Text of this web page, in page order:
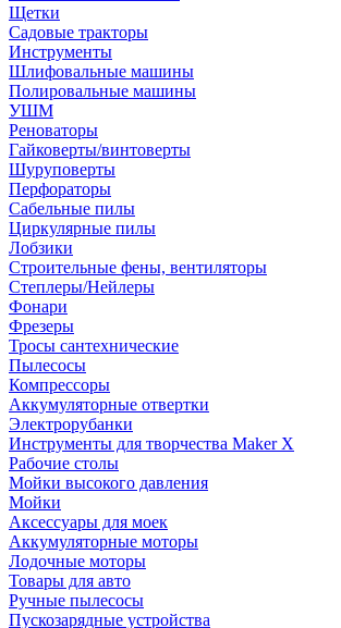
Щетки
Садовые тракторы
Инструменты
Шлифовальные машины
Полировальные машины
УШМ
Реноваторы
Гайковерты/винтоверты
Шуруповерты
Перфораторы
Сабельные пилы
Циркулярные пилы
Лобзики
Строительные фены, вентиляторы
Степлеры/Нейлеры
Фонари
Фрезеры
Тросы сантехнические
Пылесосы
Компрессоры
Аккумуляторные отвертки
Электрорубанки
Инструменты для творчества Maker X
Рабочие столы
Мойки высокого давления
Мойки
Аксессуары для моек
Аккумуляторные моторы
Лодочные моторы
Товары для авто
Ручные пылесосы
Пускозарядные устройства